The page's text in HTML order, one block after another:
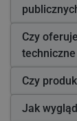
Czy
Czy
Jak